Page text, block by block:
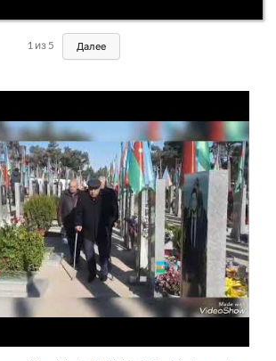
1 из5 Далее